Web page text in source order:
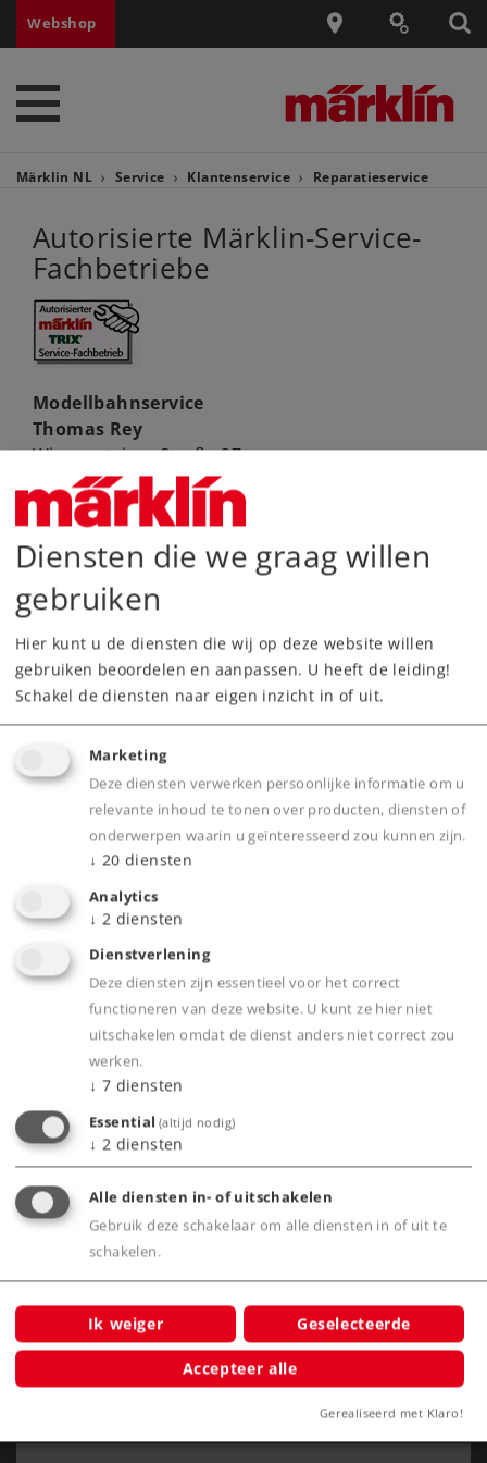
Webshop
Märklin NL Service Klantenservice Reparatieservice
Autorisierte Märklin-Service-
Fachbetriebe
Modellbahnservice
Thomas Rey
Wiesensteiger Straße 37
73347 Mühlhausen
Telefon: 07335 - 922282
Fax: 07335 - 922283
nach telefonischer
Absprache.
Anfahrtsbeschreibung:
A8 Stuttgart-Ulm. Ausfahrt Mühlhausen über
B466 und L1200 Richtung Wiesensteig. Am
Ortsende von Mühlhausen.
Märklin Komplett-Service von Reparaturen über
Digitalumrüstungen bis Garantiebearbeitung,
alles aus einer Hand.
Producten
Service
Nieuws
Belevenis
Clubs
Bedrijf
Diensten die we graag willen
gebruiken
Hier kunt u de diensten die wij op deze website willen
gebruiken beoordelen en aanpassen. U heeft de leiding!
Schakel de diensten naar eigen inzicht in of uit.
Marketing
Deze diensten verwerken persoonlijke informatie om u
relevante inhoud te tonen over producten, diensten of
onderwerpen waarin u geïnteresseerd zou kunnen zijn.
↓ 20 diensten
Analytics
↓ 2 diensten
Dienstverlening
Deze diensten zijn essentieel voor het correct
functioneren van deze website. U kunt ze hier niet
uitschakelen omdat de dienst anders niet correct zou
werken.
↓ 7 diensten
Essential (altijd nodig)
↓ 2 diensten
Alle diensten in- of uitschakelen
Gebruik deze schakelaar om alle diensten in of uit te
schakelen.
Ik weiger Geselecteerde
Accepteer alle
Gerealiseerd met Klaro!